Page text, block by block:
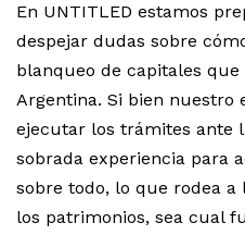
En UNTITLED estamos
despejar dudas sobre
blanqueo de capitales
Argentina. Si bien nuestro
ejecutar los trámites ante
sobrada experiencia para
sobre todo, lo que rodea
los patrimonios, sea cual